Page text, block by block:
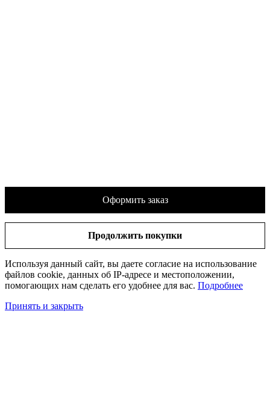
Оформить заказ
Продолжить покупки
Используя данный сайт, вы даете согласие на использование
файлов cookie, данных об IP-адресе и местоположении,
помогающих нам сделать его удобнее для вас. Подробнее
Принять и закрыть